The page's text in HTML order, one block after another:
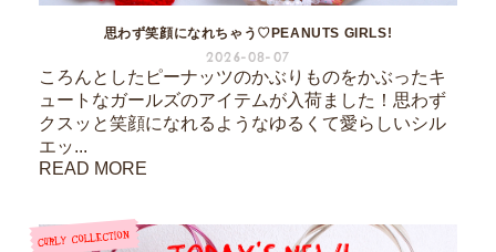
思わず笑顔になれちゃう♡PEANUTS GIRLS!
2026-08-07
ころんとしたピーナッツのかぶりものをかぶったキ
ュートなガールズのアイテムが入荷ました！思わず
クスッと笑顔になれるようなゆるくて愛らしいシル
エッ...
READ MORE